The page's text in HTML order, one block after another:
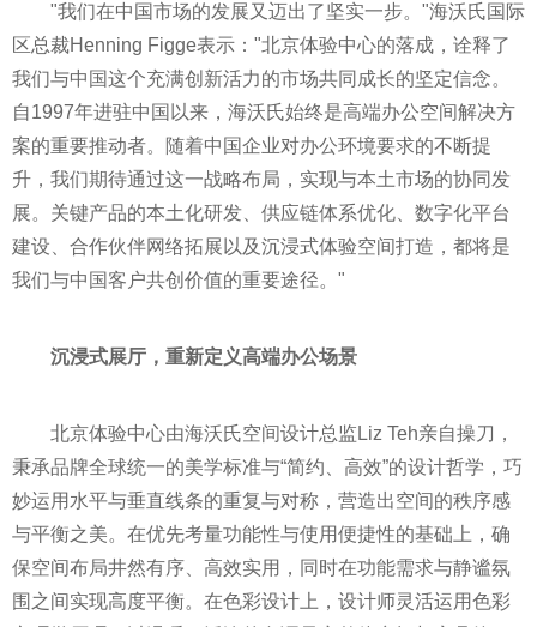
"我们在中国市场的发展又迈出了坚实一步。"海沃氏国际
区总裁Henning Figge表示："北京体验中心的落成，诠释了
我们与中国这个充满创新活力的市场共同成长的坚定信念。
自1997年进驻中国以来，海沃氏始终是高端办公空间解决方
案的重要推动者。随着中国企业对办公环境要求的不断提
升，我们期待通过这一战略布局，实现与本土市场的协同发
展。关键产品的本土化研发、供应链体系优化、数字化平台
建设、合作伙伴网络拓展以及沉浸式体验空间打造，都将是
我们与中国客户共创价值的重要途径。"
沉浸式展厅，重新定义高端办公场景
北京体验中心由海沃氏空间设计总监Liz Teh亲自操刀，
秉承品牌全球统一的美学标准与“简约、高效”的设计哲学，巧
妙运用水平与垂直线条的重复与对称，营造出空间的秩序感
与平衡之美。在优先考量功能性与使用便捷性的基础上，确
保空间布局井然有序、高效实用，同时在功能需求与静谧氛
围之间实现高度平衡。在色彩设计上，设计师灵活运用色彩